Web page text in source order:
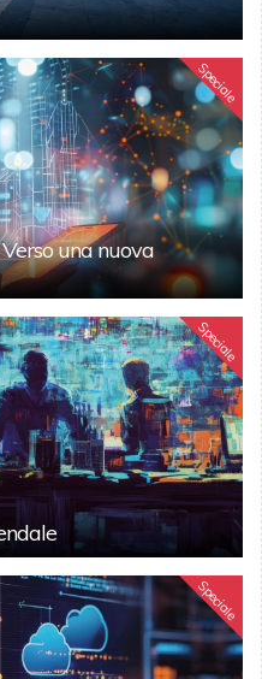
Speciale
una nuova
Speciale
Speciale